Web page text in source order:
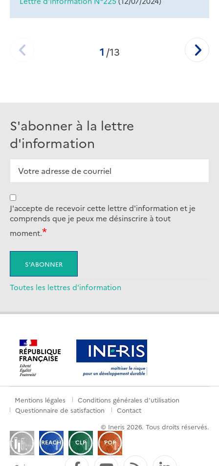
Current page:
1 Total number of pages
/13
S'abonner à la lettre
d'information
J'accepte de recevoir cette lettre d'information et je
comprends que je peux me désinscrire à tout
moment.
Toutes les lettres d'information
Pied
page
Mentions légales
Conditions générales d'utilisation
Questionnaire de satisfaction
Contact
© Ineris 2026. Tous droits réservés.